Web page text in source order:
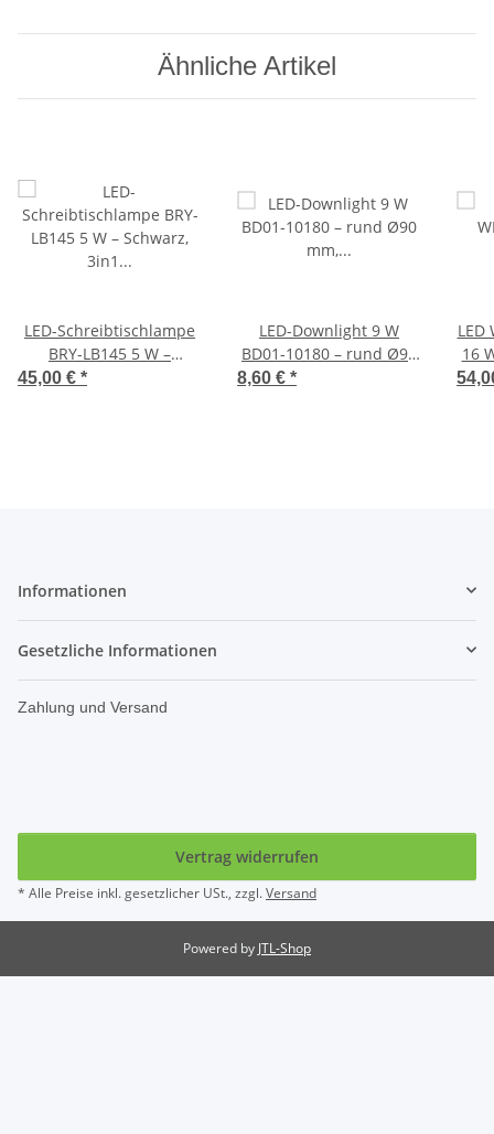
Ähnliche Artikel
LED-Schreibtischlampe
BRY-LB145 5 W –
Schwarz, 3in1 CCT,
45,00 € *
LED-Downlight 9 W
BD01-10180 – rund Ø90
mm, 3in1 CCT, IP54,
8,60 € *
LED
16
Informationen
Gesetzliche Informationen
Zahlung und Versand
Vertrag widerrufen
* Alle Preise inkl. gesetzlicher USt., zzgl.Versand
Powered by JTL-Shop